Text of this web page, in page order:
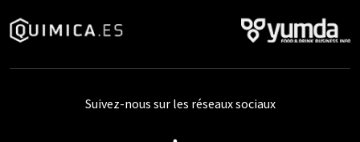
Suivez-nous sur les réseaux sociaux